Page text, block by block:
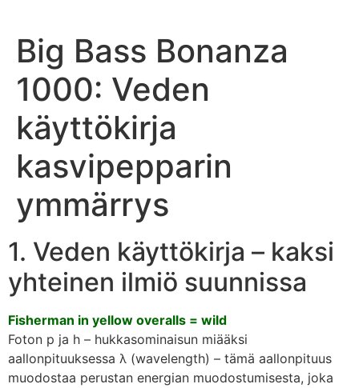
Big Bass Bonanza
1000: Veden
käyttökirja
kasvipepparin
ymmärrys
1. Veden käyttökirja – kaksi
yhteinen ilmiö suunnissa
Fisherman in yellow overalls = wild
Foton p ja h – hukkasominaisun miääksi
aallonpituuksessa λ (wavelength) – tämä aallonpituus
muodostaa perustan energian muodostumisesta, joka